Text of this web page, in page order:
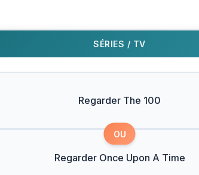
SÉRIES / TV
Regarder The 100
OU
Regarder Once Upon A Time